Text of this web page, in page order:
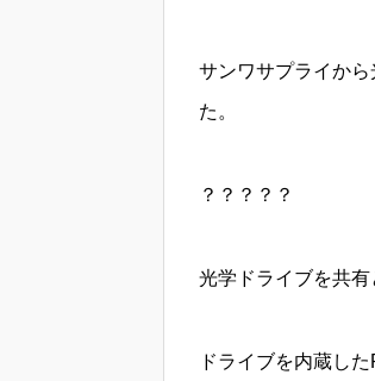
サンワサプライか
た。
？？？？？
光学ドライブを共
ドライブを内蔵し